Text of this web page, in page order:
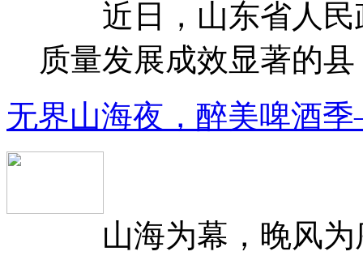
近日，山东省人民
质量发展成效显著的
无界山海夜，醉美啤酒
山海为幕，晚风为